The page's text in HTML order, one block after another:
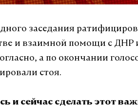
заседания
и взаимной помощи с ДНР
а по окончании
стоя.
и сейчас сделать этот